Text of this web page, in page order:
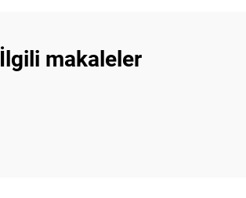
İlgili makaleler